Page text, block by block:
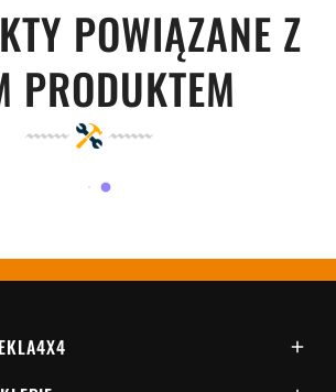
POWIĄZANE Z
PRODUKTEM
